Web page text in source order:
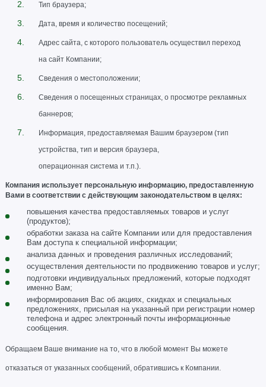
Тип браузера;
Дата, время и количество посещений;
Адрес сайта, с которого пользователь осуществил переход
на сайт Компании;
Сведения о местоположении;
Сведения о посещенных страницах, о просмотре рекламных
баннеров;
Информация, предоставляемая Вашим браузером (тип
устройства, тип и версия браузера,
операционная система и т.п.).
Компания использует персональную информацию, предоставленную
Вами в соответствии с действующим законодательством в целях:
повышения качества предоставляемых товаров и услуг
(продуктов);
обработки заказа на сайте Компании или для предоставления
Вам доступа к специальной информации;
анализа данных и проведения различных исследований;
осуществления деятельности по продвижению товаров и услуг;
подготовки индивидуальных предложений, которые подходят
именно Вам;
информирования Вас об акциях, скидках и специальных
предложениях, присылая на указанный при регистрации номер
телефона и адрес электронный почты информационные
сообщения.
Обращаем Ваше внимание на то, что в любой момент Вы можете
отказаться от указанных сообщений, обратившись к Компании.